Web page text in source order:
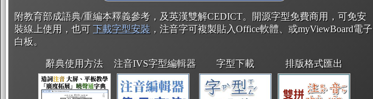
附教育部成語典/重編本釋義參考，及英漢雙解CEDICT。開源字型免費商用，可免安
裝線上使用，也可 下載字型安裝 ，注音字可複製貼入Office軟體、或myViewBoard電子
白板。
辭典使用方法 注音IVS字型編輯器 字型下載 排版格式匯出